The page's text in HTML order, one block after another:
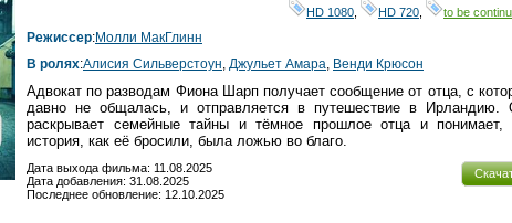
HD 1080 HD 720 to be
Режиссер:Молли МакГлинн
В ролях:Алисия Сильверстоун, Джульет Амара, Венди Крюсон
Адвокат по разводам Фиона Шарп получает сообщение от отца, с
давно не общалась, и отправляется в путешествие в Ирландию.
раскрывает семейные тайны и тёмное прошлое отца и понимает,
история, как её бросили, была ложью во благо.
Дата выхода фильма: 11.08.2025
Дата добавления: 31.08.2025
Последнее обновление: 12.10.2025